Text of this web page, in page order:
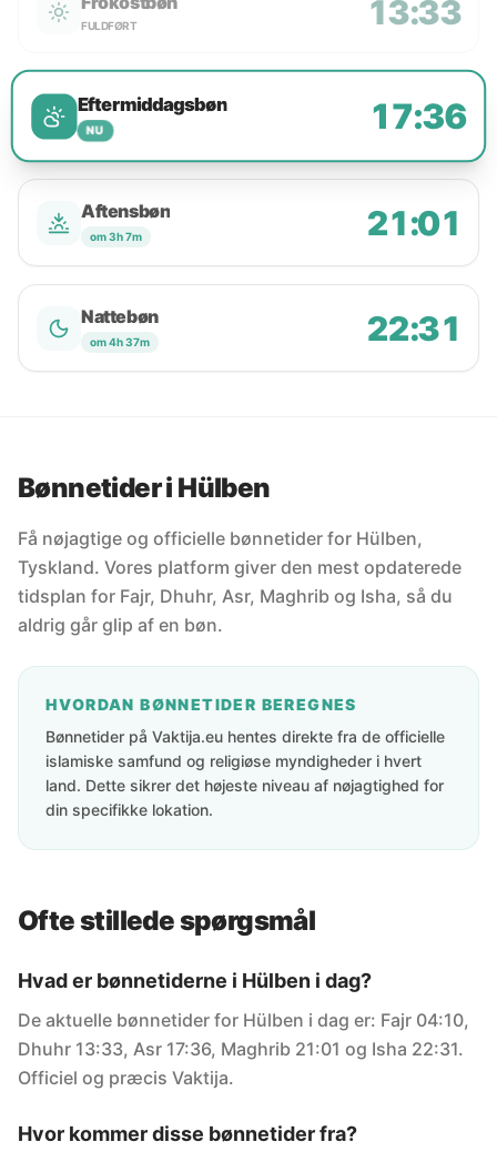
FULDFØRT 13:33
Eftermiddagsbøn
NU 17:36
Aftensbøn
om 3h 7m 21:01
Nattebøn
om 4h 37m 22:31
Bønnetider i Hülben
Få nøjagtige og officielle bønnetider for Hülben,
Tyskland. Vores platform giver den mest opdaterede
tidsplan for Fajr, Dhuhr, Asr, Maghrib og Isha, så du
aldrig går glip af en bøn.
HVORDAN BØNNETIDER BEREGNES
Bønnetider på Vaktija.eu hentes direkte fra de officielle
islamiske samfund og religiøse myndigheder i hvert
land. Dette sikrer det højeste niveau af nøjagtighed for
din specifikke lokation.
Ofte stillede spørgsmål
Hvad er bønnetiderne i Hülben i dag?
De aktuelle bønnetider for Hülben i dag er: Fajr 04:10,
Dhuhr 13:33, Asr 17:36, Maghrib 21:01 og Isha 22:31.
Officiel og præcis Vaktija.
Hvor kommer disse bønnetider fra?